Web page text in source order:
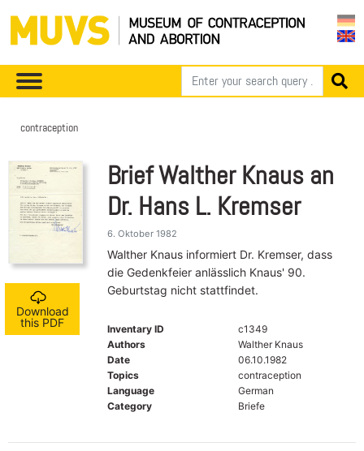
contraception
Download
this PDF
Brief Walther Knaus an
Dr. Hans L. Kremser
6. Oktober 1982
Walther Knaus informiert Dr. Kremser, dass
die Gedenkfeier anlässlich Knaus' 90.
Geburtstag nicht stattfindet.
Inventary ID
c1349
Authors
Walther Knaus
Date
06.10.1982
Topics
contraception
Language
German
Category
Briefe